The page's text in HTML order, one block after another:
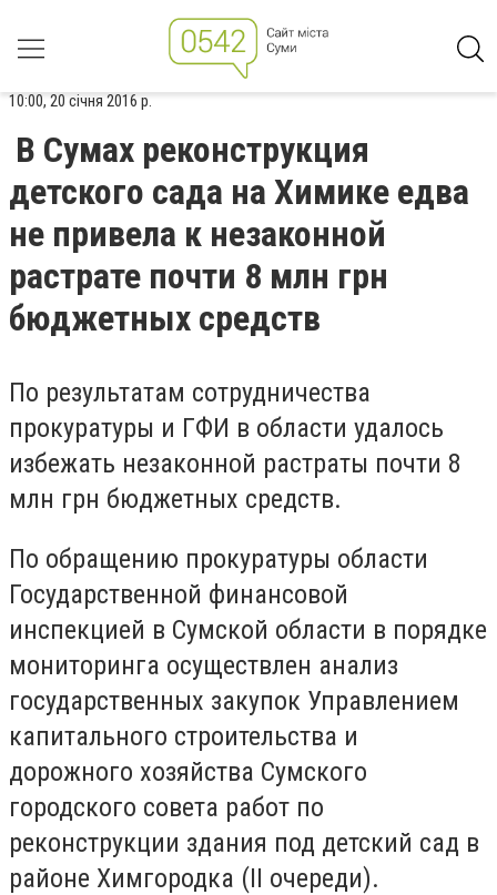
10:00, 20 січня 2016 р.
В Сумах реконструкция
детского сада на Химике едва
не привела к незаконной
растрате почти 8 млн грн
бюджетных средств
По результатам сотрудничества
прокуратуры и ГФИ в области удалось
избежать незаконной растраты почти 8
млн грн бюджетных средств.
По обращению прокуратуры области
Государственной финансовой
инспекцией в Сумской области в порядке
мониторинга осуществлен анализ
государственных закупок Управлением
капитального строительства и
дорожного хозяйства Сумского
городского совета работ по
реконструкции здания под детский сад в
районе Химгородка (II очереди).